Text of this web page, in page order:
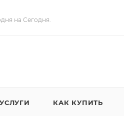
на Сегодня.
УСЛУГИ КАК КУПИТЬ